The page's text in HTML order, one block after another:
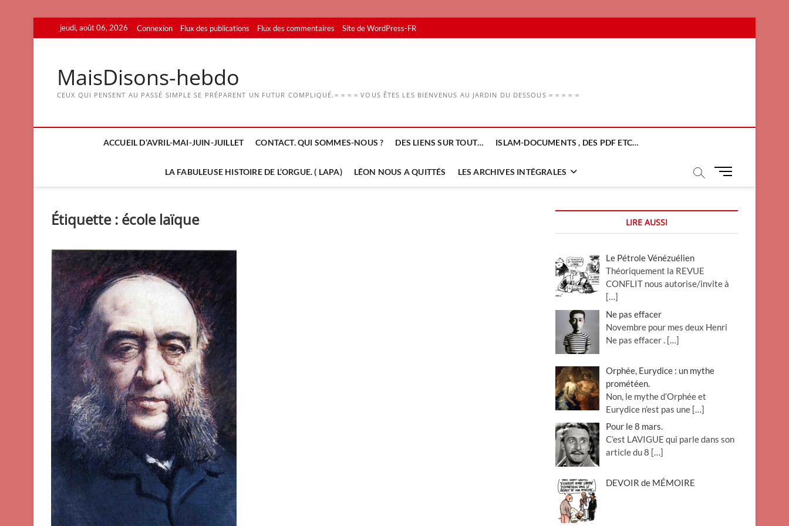
to
jeudi, août 06, 2026 Connexion Flux des publications Flux des commentaires Site de WordPress-FR
MaisDisons-hebdo
CEUX QUI PENSENT AU PASSÉ SIMPLE SE PRÉPARENT UN FUTUR COMPLIQUÉ.= = = = VOUS ÊTES LES BIENVENUS AU JARDIN DU DESSOUS = = = = =
ACCUEIL D’AVRIL-MAI-JUIN-JUILLET CONTACT. QUI SOMMES-NOUS ? DES LIENS SUR TOUT… ISLAM-DOCUMENTS , DES PDF ETC…
LA FABULEUSE HISTOIRE DE L’ORGUE. ( LAPA) LÉON NOUS A QUITTÉS LES ARCHIVES INTÉGRALES
M
u
u
n
Étiquette : école laïque LIRE AUSSI
Le Pétrole Vénézuélien
Théoriquement la REVUE
CONFLIT nous autorise/invite à
[…]
Ne pas effacer
Novembre pour mes deux Henri
Ne pas effacer . […]
Orphée, Eurydice : un mythe
prométéen.
Non, le mythe d’Orphée et
Eurydice n’est pas une […]
Pour le 8 mars.
C’est LAVIGUE qui parle dans son
article du 8 […]
DEVOIR de MÉMOIRE